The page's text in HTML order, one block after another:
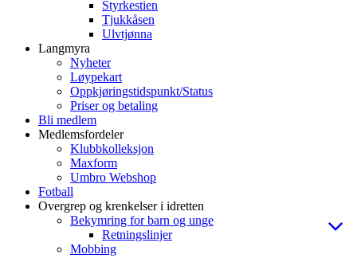
Styrkestien
Tjukkåsen
Ulvtjønna
Langmyra
Nyheter
Løypekart
Oppkjøringstidspunkt/Status
Priser og betaling
Bli medlem
Medlemsfordeler
Klubbkolleksjon
Maxform
Umbro Webshop
Fotball
Overgrep og krenkelser i idretten
Bekymring for barn og unge
Retningslinjer
Mobbing